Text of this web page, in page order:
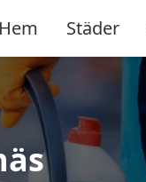
Hem Städer